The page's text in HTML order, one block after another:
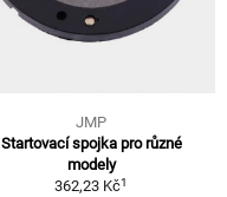
JMP
Startovací spojka pro různé
modely
362,23 Kč1